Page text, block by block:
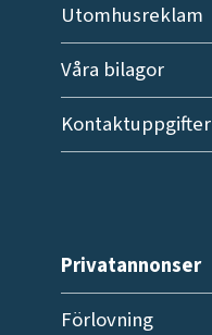
Utomhusreklam
Våra bilagor
Kontaktuppgifter
Privatannonser
Förlovning